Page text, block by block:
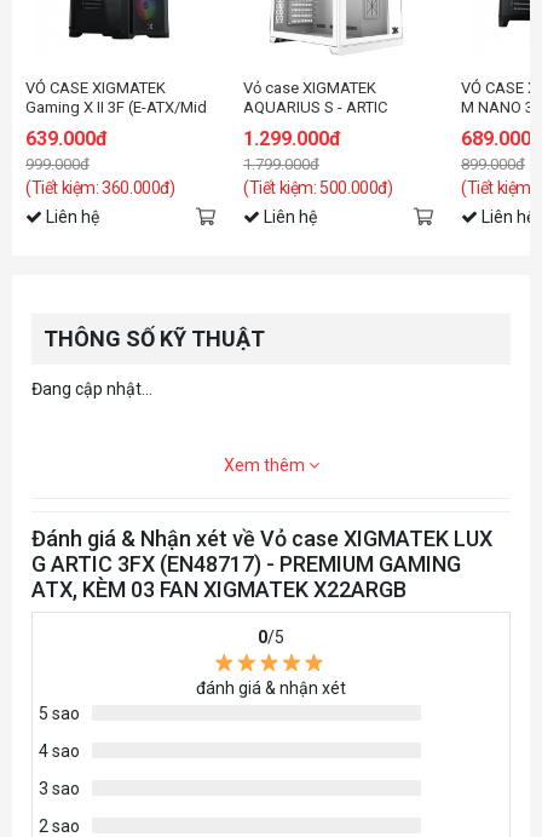
VỎ CASE XIGMATEK
Gaming X II 3F (E-ATX/Mid
639.000đ
999.000đ
(Tiết kiệm: 360.000đ)
Liên hệ
Vỏ case XIGMATEK
AQUARIUS S - ARTIC
1.299.000đ
1.799.000đ
(Tiết kiệm: 500.000đ)
Liên hệ
VỎ CASE
M NANO
689.000đ
899.000đ
(Tiết kiệm:
Liên hệ
THÔNG SỐ KỸ THUẬT
Đang cập nhật...
Xem thêm
Đánh giá & Nhận xét về Vỏ case XIGMATEK LUX
G ARTIC 3FX (EN48717) - PREMIUM GAMING
ATX, KÈM 03 FAN XIGMATEK X22ARGB
0/5
đánh giá & nhận xét
5 sao
4 sao
3 sao
2 sao